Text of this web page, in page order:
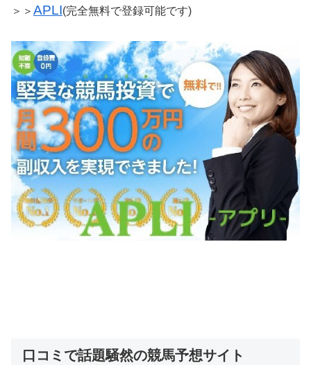
＞＞ APLI(完全無料で登録可能です)
口コミで話題騒然の競馬予想サイト